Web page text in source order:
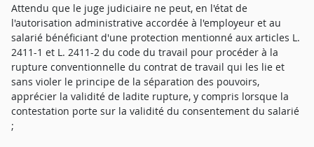
Attendu que le juge judiciaire ne peut, en l'état de
l'autorisation administrative accordée à l'employeur et au
salarié bénéficiant d'une protection mentionné aux articles L.
2411-1 et L. 2411-2 du code du travail pour procéder à la
rupture conventionnelle du contrat de travail qui les lie et
sans violer le principe de la séparation des pouvoirs,
apprécier la validité de ladite rupture, y compris lorsque la
contestation porte sur la validité du consentement du salarié
;